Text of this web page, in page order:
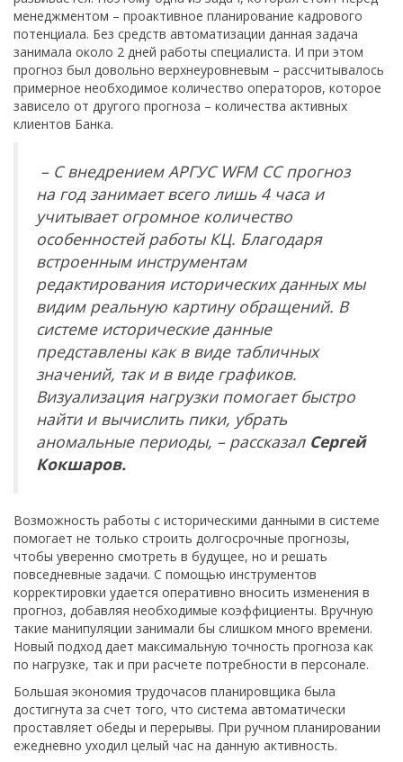
менеджментом – проактивное планирование кадрового
потенциала. Без средств автоматизации данная задача
занимала около 2 дней работы специалиста. И при этом
прогноз был довольно верхнеуровневым – рассчитывалось
примерное необходимое количество операторов, которое
зависело от другого прогноза – количества активных
клиентов Банка.
– С внедрением АРГУС WFM CC прогноз
на год занимает всего лишь 4 часа и
учитывает огромное количество
особенностей работы КЦ. Благодаря
встроенным инструментам
редактирования исторических данных мы
видим реальную картину обращений. В
системе исторические данные
представлены как в виде табличных
значений, так и в виде графиков.
Визуализация нагрузки помогает быстро
найти и вычислить пики, убрать
аномальные периоды, – рассказал Сергей
Кокшаров.
Возможность работы с историческими данными в системе
помогает не только строить долгосрочные прогнозы,
чтобы уверенно смотреть в будущее, но и решать
повседневные задачи. С помощью инструментов
корректировки удается оперативно вносить изменения в
прогноз, добавляя необходимые коэффициенты. Вручную
такие манипуляции занимали бы слишком много времени.
Новый подход дает максимальную точность прогноза как
по нагрузке, так и при расчете потребности в персонале.
Большая экономия трудочасов планировщика была
достигнута за счет того, что система автоматически
проставляет обеды и перерывы. При ручном планировании
ежедневно уходил целый час на данную активность.